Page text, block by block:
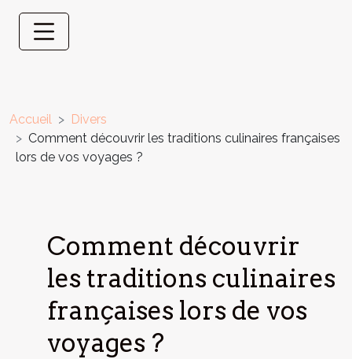
Accueil
Divers
Comment découvrir les traditions culinaires françaises
lors de vos voyages ?
Comment découvrir
les traditions culinaires
françaises lors de vos
voyages ?